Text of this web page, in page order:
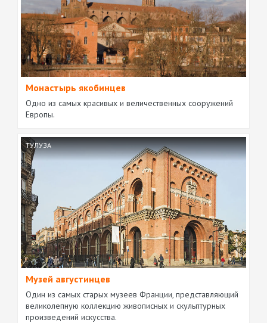
Монастырь якобинцев
Одно из самых красивых и величественных сооружений
Европы.
ТУЛУЗА
Музей августинцев
Один из самых старых музеев Франции, представляющий
великолепную коллекцию живописных и скульптурных
произведений искусства.